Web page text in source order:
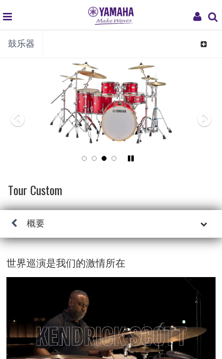
My
global
navigation
鼓乐器
Toggle
Pause/Play
Tour Custom
概要
世界巡演是我们的激情所在